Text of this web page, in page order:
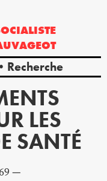
Recherche
LES
SANTÉ